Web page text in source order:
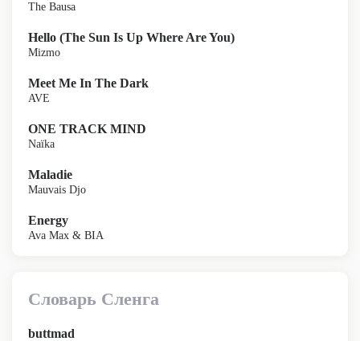
The Bausa
Hello (The Sun Is Up Where Are You)
Mizmo
Meet Me In The Dark
AVE
ONE TRACK MIND
Naïka
Maladie
Mauvais Djo
Energy
Ava Max & BIA
Словарь Сленга
buttmad